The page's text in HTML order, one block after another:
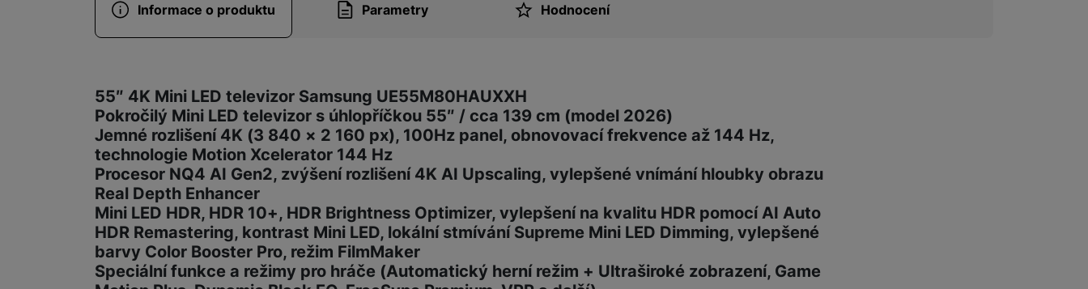
Informace o produktu Parametry Hodnocení
55″ 4K Mini LED televizor Samsung UE55M80HAUXXH
Pokročilý Mini LED televizor s úhlopříčkou 55″ / cca 139 cm (model 2026)
Jemné rozlišení 4K (3 840 × 2 160 px), 100Hz panel, obnovovací frekvence až 144 Hz,
technologie Motion Xcelerator 144 Hz
Procesor NQ4 AI Gen2, zvýšení rozlišení 4K AI Upscaling, vylepšené vnímání hloubky obrazu
Real Depth Enhancer
Mini LED HDR, HDR 10+, HDR Brightness Optimizer, vylepšení na kvalitu HDR pomocí AI Auto
HDR Remastering, kontrast Mini LED, lokální stmívání Supreme Mini LED Dimming, vylepšené
barvy Color Booster Pro, režim FilmMaker
Speciální funkce a režimy pro hráče (Automatický herní režim + Ultraširoké zobrazení, Game